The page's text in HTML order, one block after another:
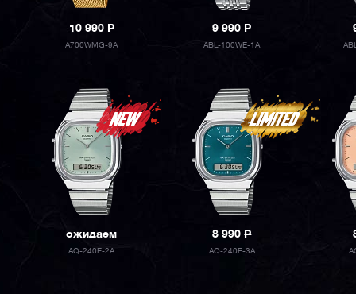
10 990P
A700WMG-9A
9 990P
ABL-100WE-1A
ожидаем
AQ-240E-2A
8 990P
AQ-240E-3A